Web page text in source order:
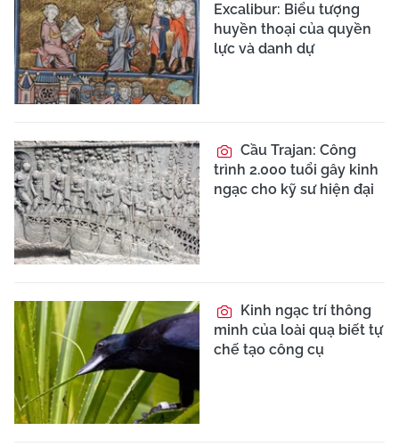
Excalibur: Biểu tượng
huyền thoại của quyền
lực và danh dự
Cầu Trajan: Công
trình 2.000 tuổi gây kinh
ngạc cho kỹ sư hiện đại
Kinh ngạc trí thông
minh của loài quạ biết tự
chế tạo công cụ